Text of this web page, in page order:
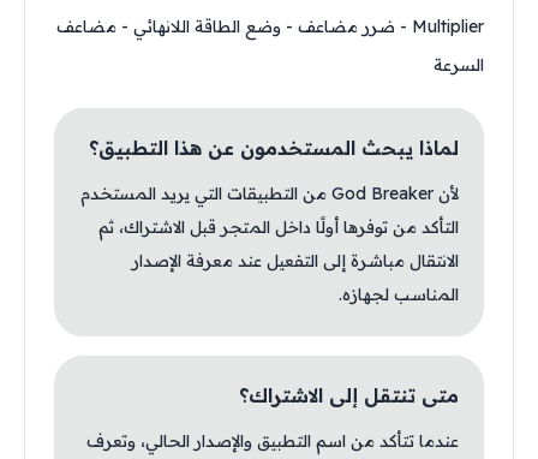
Multiplier - ضرر مضاعف - وضع الطاقة اللانهائي - مضاعف
السرعة
لماذا يبحث المستخدمون عن هذا التطبيق؟
لأن God Breaker من التطبيقات التي يريد المستخدم
التأكد من توفرها أولًا داخل المتجر قبل الاشتراك، ثم
الانتقال مباشرة إلى التفعيل عند معرفة الإصدار
المناسب لجهازه.
متى تنتقل إلى الاشتراك؟
عندما تتأكد من اسم التطبيق والإصدار الحالي، وتعرف